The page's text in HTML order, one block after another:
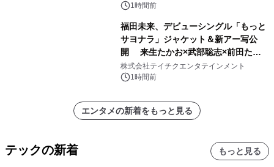
1時間前
福田未来、デビューシングル「もっと
サヨナラ」ジャケット＆新アー写公
開 来生たかお×武部聡志×前田たか
ひろの豪華タッグ
株式会社テイチクエンタテインメント
1時間前
エンタメの新着をもっと見る
テックの新着 もっと見る